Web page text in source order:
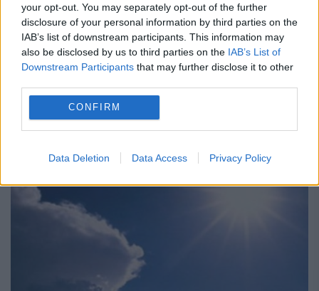
your opt-out. You may separately opt-out of the further
disclosure of your personal information by third parties on the
IAB’s list of downstream participants. This information may
also be disclosed by us to third parties on the IAB’s List of
Downstream Participants that may further disclose it to other
CONFIRM
Data Deletion Data Access Privacy Policy
În zona de munte, în centrul ţării şi local în
est şi sud, vor fi înnorări, averse şi
descărcări electrice. Vântul va avea
intensificări temporare în regiunile estice şi
de...